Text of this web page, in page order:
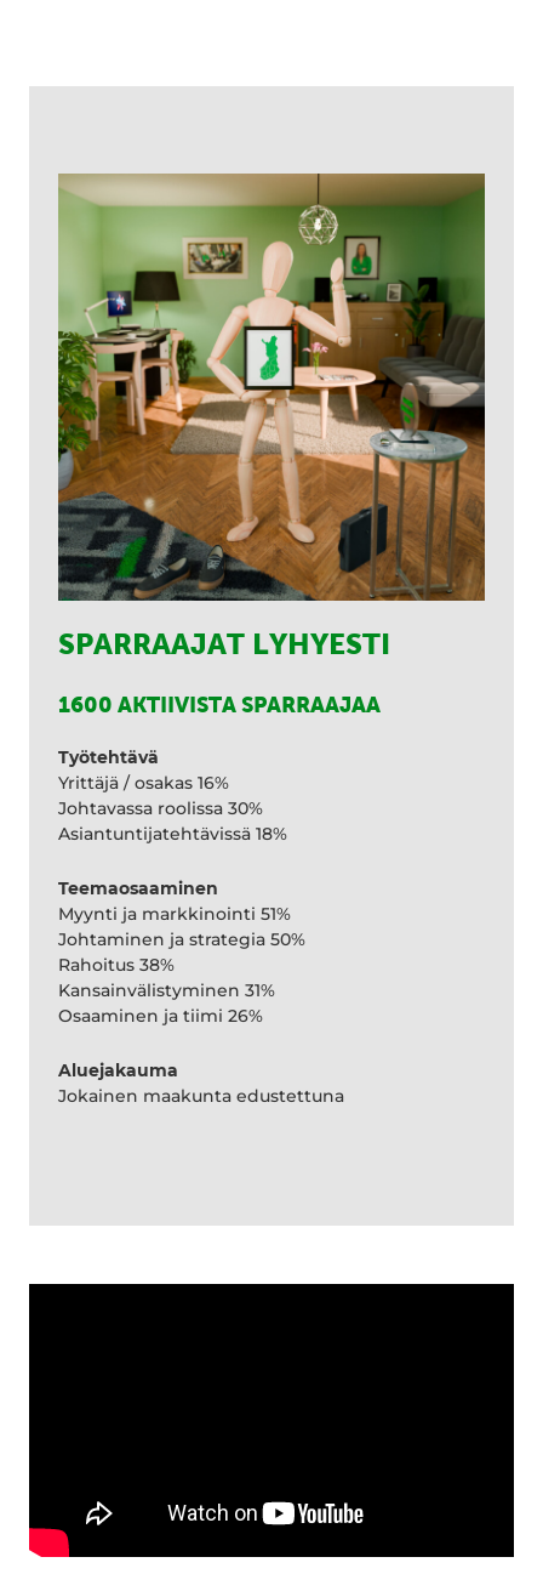
SPARRAAJAT LYHYESTI
1600 AKTIIVISTA SPARRAAJAA
Työtehtävä
Yrittäjä / osakas 16%
Johtavassa roolissa 30%
Asiantuntijatehtävissä 18%
Teemaosaaminen
Myynti ja markkinointi 51%
Johtaminen ja strategia 50%
Rahoitus 38%
Kansainvälistyminen 31%
Osaaminen ja tiimi 26%
Aluejakauma
Jokainen maakunta edustettuna